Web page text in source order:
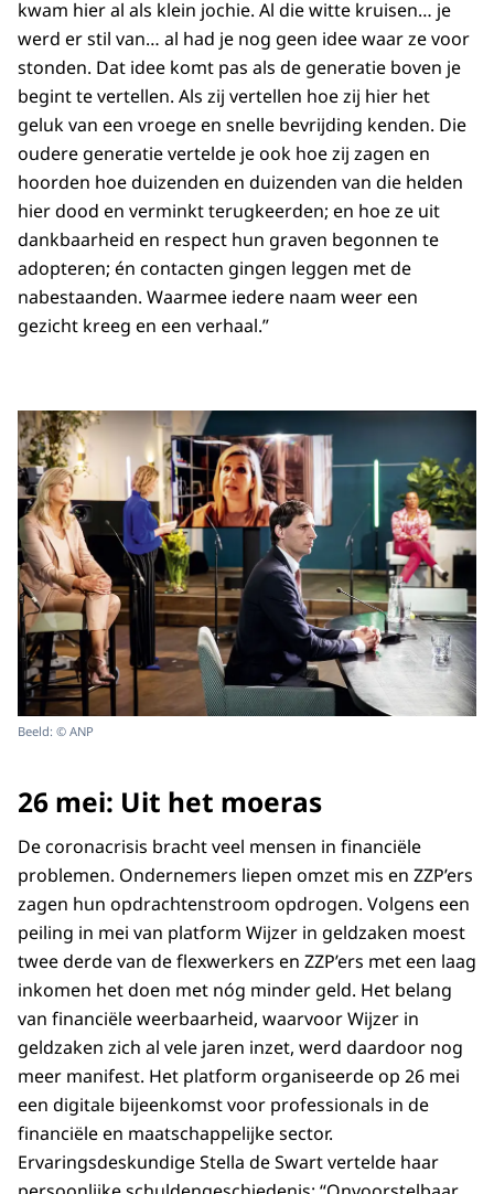
kwam hier al als klein jochie. Al die witte kruisen… je
werd er stil van… al had je nog geen idee waar ze voor
stonden. Dat idee komt pas als de generatie boven je
begint te vertellen. Als zij vertellen hoe zij hier het
geluk van een vroege en snelle bevrijding kenden. Die
oudere generatie vertelde je ook hoe zij zagen en
hoorden hoe duizenden en duizenden van die helden
hier dood en verminkt terugkeerden; en hoe ze uit
dankbaarheid en respect hun graven begonnen te
adopteren; én contacten gingen leggen met de
nabestaanden. Waarmee iedere naam weer een
gezicht kreeg en een verhaal.”
Beeld: © ANP
26 mei: Uit het moeras
De coronacrisis bracht veel mensen in financiële
problemen. Ondernemers liepen omzet mis en ZZP’ers
zagen hun opdrachtenstroom opdrogen. Volgens een
peiling in mei van platform Wijzer in geldzaken moest
twee derde van de flexwerkers en ZZP’ers met een laag
inkomen het doen met nóg minder geld. Het belang
van financiële weerbaarheid, waarvoor Wijzer in
geldzaken zich al vele jaren inzet, werd daardoor nog
meer manifest. Het platform organiseerde op 26 mei
een digitale bijeenkomst voor professionals in de
financiële en maatschappelijke sector.
Ervaringsdeskundige Stella de Swart vertelde haar